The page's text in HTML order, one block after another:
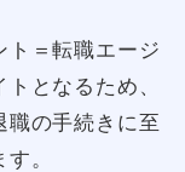
ト＝転職エージ
となるため、
職の手続きに至
。